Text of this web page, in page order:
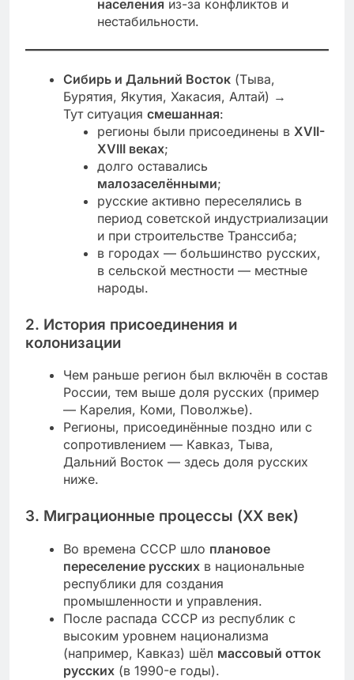
населения из-за конфликтов и
нестабильности.
Сибирь и Дальний Восток (Тыва,
Бурятия, Якутия, Хакасия, Алтай) →
Тут ситуация смешанная:
регионы были присоединены в XVII-
XVIII веках;
долго оставались
малозаселёнными;
русские активно переселялись в
период советской индустриализации
и при строительстве Транссиба;
в городах — большинство русских,
в сельской местности — местные
народы.
2. История присоединения и
колонизации
Чем раньше регион был включён в состав
России, тем выше доля русских (пример
— Карелия, Коми, Поволжье).
Регионы, присоединённые поздно или с
сопротивлением — Кавказ, Тыва,
Дальний Восток — здесь доля русских
ниже.
3. Миграционные процессы (XX век)
Во времена СССР шло плановое
переселение русских в национальные
республики для создания
промышленности и управления.
После распада СССР из республик с
высоким уровнем национализма
(например, Кавказ) шёл массовый отток
русских (в 1990-е годы).